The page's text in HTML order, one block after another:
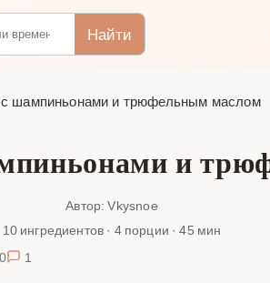
Найти
с шампиньонами и трюфельным маслом
и
Автор: Vkysnoe
10 ингредиентов · 4 порции · 45 мин
0 1